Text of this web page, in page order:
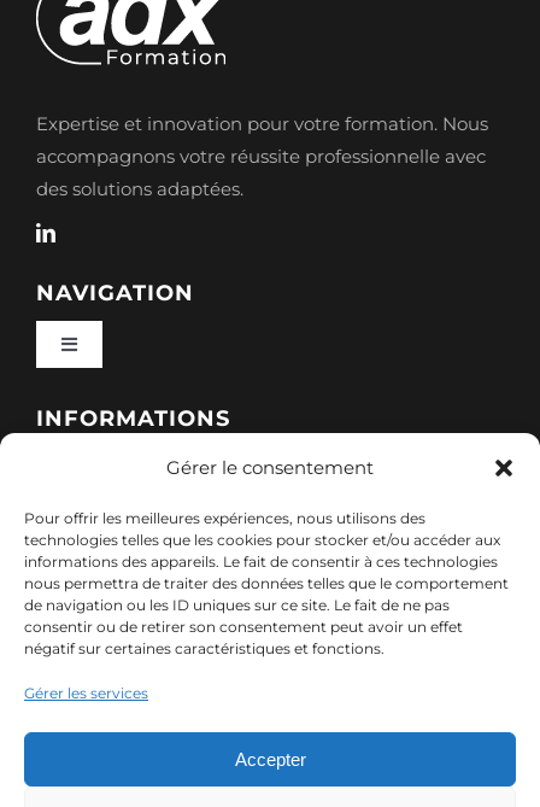
Gérer le consentement
Pour offrir les meilleures expériences, nous utilisons des
technologies telles que les cookies pour stocker et/ou accéder aux
informations des appareils. Le fait de consentir à ces technologies
nous permettra de traiter des données telles que le comportement
de navigation ou les ID uniques sur ce site. Le fait de ne pas
consentir ou de retirer son consentement peut avoir un effet
négatif sur certaines caractéristiques et fonctions.
Gérer les services
Accepter
Expertise et innovation pour votre formation. Nous
accompagnons votre réussite professionnelle avec
des solutions adaptées.
NAVIGATION
Toggle
Qui sommes-nous ?
Nos sessions
Ressources
Contact
INFORMATIONS
Politique de cookies (UE)
Mentions légales
Politique de confidentialité des données (RGPD)
CONTACT
7, rue de Marigné-Peuton – 53200 Château-
Gontier
contact@adx-formation.com